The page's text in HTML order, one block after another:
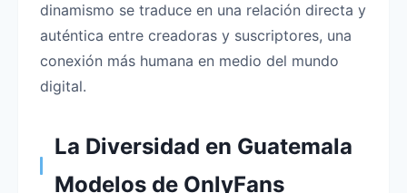
dinamismo se traduce en una relación directa y
auténtica entre creadoras y suscriptores, una
conexión más humana en medio del mundo
digital.
La Diversidad en Guatemala
Modelos de OnlyFans